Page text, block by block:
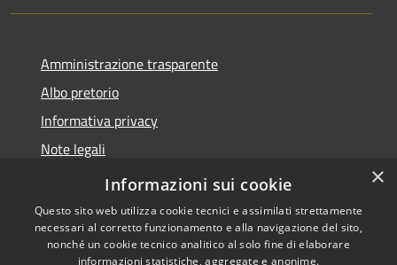
Amministrazione trasparente
Albo pretorio
Informativa privacy
Note legali
Dichiarazione di accessibilità
×
Informazioni sui cookie
Questo sito web utilizza cookie tecnici e assimilati strettamente
necessari al corretto funzionamento e alla navigazione del sito,
nonché un cookie tecnico analitico al solo fine di elaborare
informazioni statistiche, aggregate e anonime.